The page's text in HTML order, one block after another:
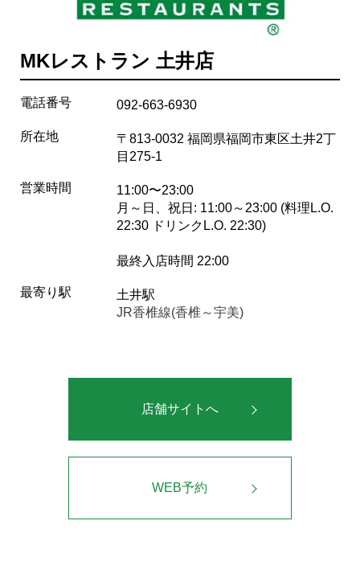
MKレストラン 土井店
電話番号 092-663-6930
所在地
〒813-0032 福岡県福岡市東区土井2丁
目275-1
営業時間
11:00〜23:00
月～日、祝日: 11:00～23:00 (料理L.O.
22:30 ドリンクL.O. 22:30)
最終入店時間 22:00
最寄り駅
土井駅
JR香椎線(香椎～宇美)
店舗サイトへ
WEB予約